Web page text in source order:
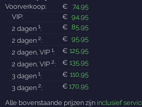
Voorverkoop:
€ 74 ,95
VIP:
€ 94 ,95
2 dagen1: € 85 ,95
2 dagen2: € 95 ,95
2 dagen, VIP1: € 125 ,95
2 dagen, VIP2: € 135 ,95
3 dagen1: € 110 ,95
3 dagen2: €170 ,95
Alle bovenstaande prijzen zijn inclusief